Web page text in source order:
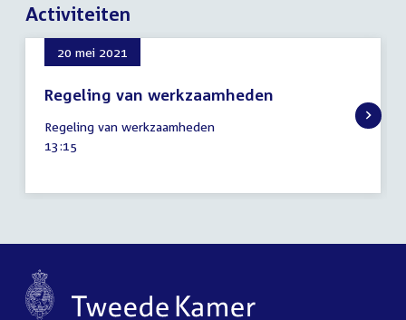
Activiteiten
20 mei 2021
Regeling van werkzaamheden
mei
2021
Regeling van werkzaamheden
Tijd
13:15